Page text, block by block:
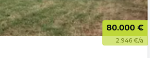
80.000 €
2.946 €/a